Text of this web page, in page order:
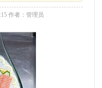
作者：管理员